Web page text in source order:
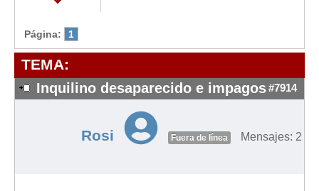
Formularios sobre Vivienda en Propiedad
Modelos de Contratos
Requerimientos y comunicaciones
Formularios sobre Propiedad Horizontal
Modelos de Convocatoria de Junta de Propietarios
Modelos de Acta de Junta de Propietarios
Requerimientos y comunicaciones
Página: 1
TEMA:
Inquilino desaparecido e impagos#7914
Rosi Fuera de línea Mensajes: 2